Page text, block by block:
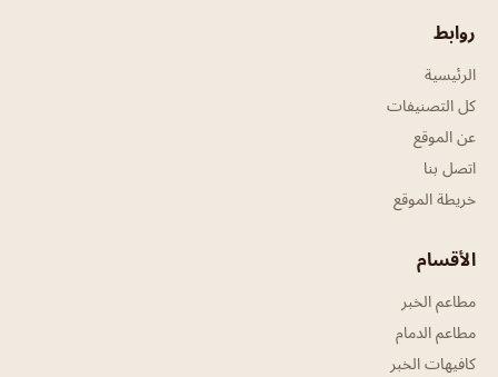
روابط
الرئيسية
كل التصنيفات
عن الموقع
اتصل بنا
خريطة الموقع
الأقسام
مطاعم الخبر
مطاعم الدمام
كافيهات الخبر